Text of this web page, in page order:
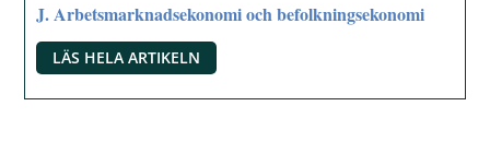
J. Arbetsmarknadsekonomi och befolkningsekonomi
LÄS HELA ARTIKELN